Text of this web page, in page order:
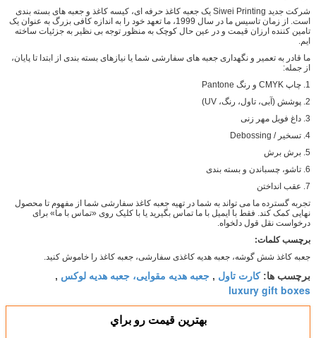
شرکت جدید Siwei Printing یک جعبه کاغذ حرفه ای، کیسه کاغذ و جعبه های بسته بندی
است. از زمان تاسیس ما در سال 1999، ما تعهد خود را به اندازه کافی بزرگ به عنوان یک
تامین کننده ارزان قیمت و در عین حال کوچک به منظور توجه بی نظیر به جزئیات ساخته
ایم.
ما قادر به تعمیر و نگهداری جعبه های سفارشی شما یا نیازهای بسته بندی از ابتدا تا پایان،
از جمله:
1. چاپ CMYK و رنگ Pantone
2. پوشش (آبی، تاول، رنگ، UV)
3. داغ فویل مهر زنی
4. تسخیر / Debossing
5. برش برش
6. تاشو، چسباندن و بسته بندی
7. عقب انداختن
تجربه گسترده ما می تواند به شما در تهیه جعبه کاغذ سفارشی شما از مفهوم تا محصول
نهایی کمک کند. فقط با ایمیل با ما تماس بگیرید یا با کلیک روی «تماس با ما» برای
درخواست نقل قول دلخواه.
برچسب کلمات:
جعبه کاغذ شش گوشه، جعبه هدیه کاغذی سفارشی، جعبه کاغذ را خاموش کنید.
برچسب ها:کارت تاول , جعبه هدیه مقوایی، جعبه هدیه لوکس ,
luxury gift boxes
بهترين قيمت رو براي